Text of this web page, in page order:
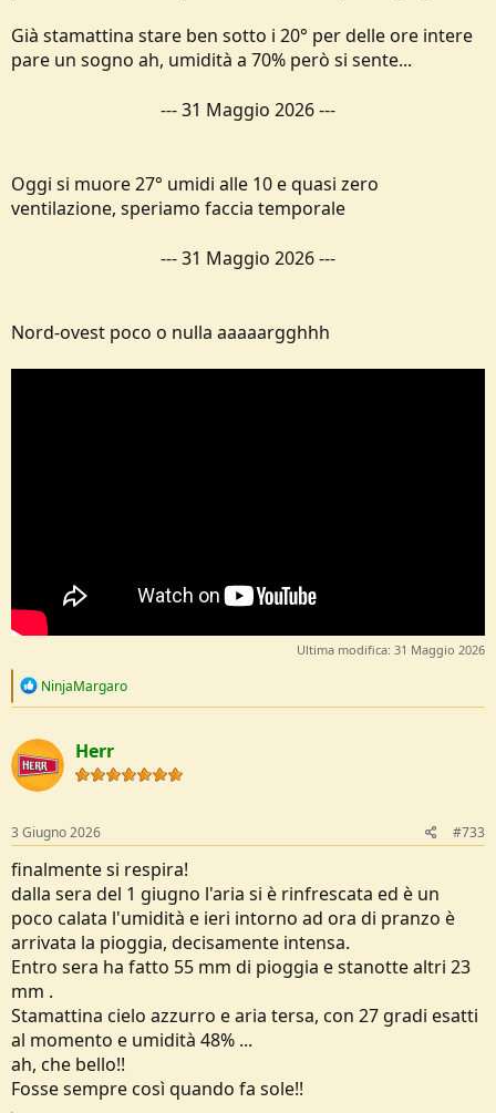
Già stamattina stare ben sotto i 20° per delle ore intere
pare un sogno ah, umidità a 70% però si sente...
---31 Maggio 2026---
Oggi si muore 27° umidi alle 10 e quasi zero
ventilazione, speriamo faccia temporale
---31 Maggio 2026---
Nord-ovest poco o nulla aaaaargghhh
Ultima modifica: 31 Maggio 2026
R
c
t
i
o
s
:
NinjaMargaro
Herr
3 Giugno 2026 #733
finalmente si respira!
dalla sera del 1 giugno l'aria si è rinfrescata ed è un
poco calata l'umidità e ieri intorno ad ora di pranzo è
arrivata la pioggia, decisamente intensa.
Entro sera ha fatto 55 mm di pioggia e stanotte altri 23
mm .
Stamattina cielo azzurro e aria tersa, con 27 gradi esatti
al momento e umidità 48% ...
ah, che bello!!
Fosse sempre così quando fa sole!!